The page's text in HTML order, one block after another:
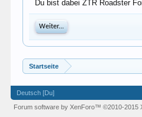
Du bist dabei ZTR Roadster
Weiter...
Startseite
Deutsch [Du]
Forum software by XenForo™©2010-2015